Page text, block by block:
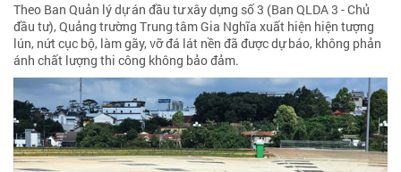
Theo Ban Quản lý dự án đầu tư xây dựng số 3 (Ban QLDA 3 - Chủ
đầu tư), Quảng trường Trung tâm Gia Nghĩa xuất hiện hiện tượng
lún, nứt cục bộ, làm gãy, vỡ đá lát nền đã được dự báo, không phản
ánh chất lượng thi công không bảo đảm.